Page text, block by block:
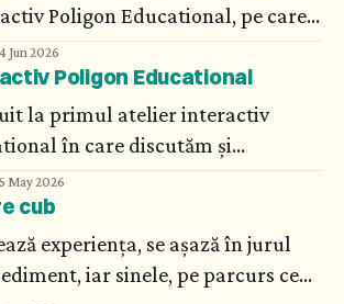
Poligon Educational, pe care
în cursuri personalizate.
Jun 2026
Poligon Educational
la primul atelier interactiv
în care discutăm și
și metode moderne de
și matematică.
May 2026
cub
experiența, se așază în jurul
iar sinele, pe parcurs ce